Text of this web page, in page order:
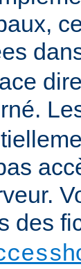
des